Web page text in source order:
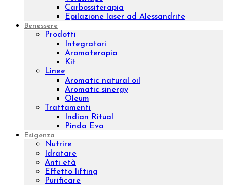
Prodotti
Creme corpo
Esfolianti corpo
Oli corpo
Fanghi
Bendaggi e Trattamenti
Kit corpo
Linee
Push-up
Remodeling
Sculpture
Osmo
Aromatic natural oil
Aromatic sinergy
Luxury body
Concentrated
Wrap remodeling
Slim
Trattamenti